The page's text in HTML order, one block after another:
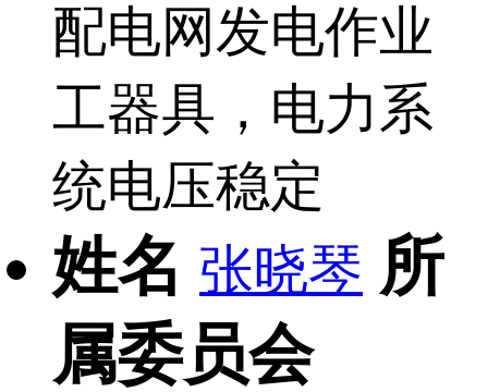
配电网发电作业
工器具，电力系
统电压稳定
姓名 张晓琴 所
属委员会